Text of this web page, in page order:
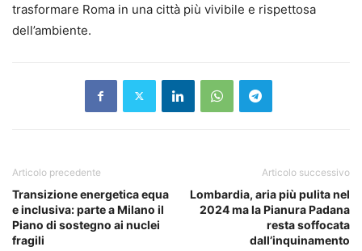
trasformare Roma in una città più vivibile e rispettosa
dell’ambiente.
Articolo precedente
Transizione energetica equa
e inclusiva: parte a Milano il
Piano di sostegno ai nuclei
fragili
Articolo successivo
Lombardia, aria più pulita nel
2024 ma la Pianura Padana
resta soffocata
dall’inquinamento